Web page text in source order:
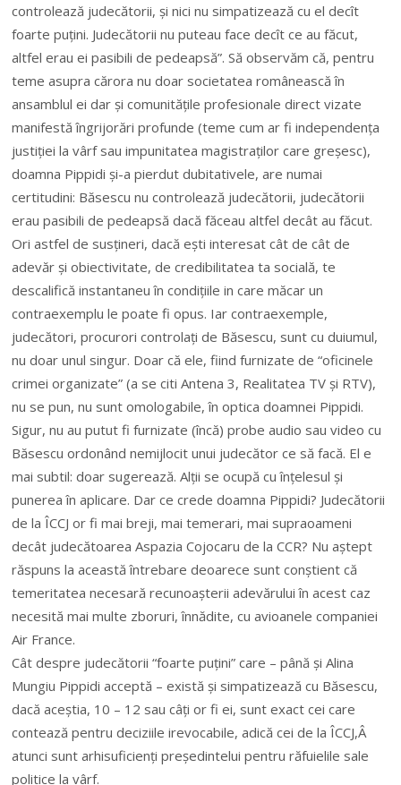
controlează judecătorii, și nici nu simpatizează cu el decît
foarte puțini. Judecătorii nu puteau face decît ce au făcut,
altfel erau ei pasibili de pedeapsă”. Să observăm că, pentru
teme asupra cărora nu doar societatea românească în
ansamblul ei dar și comunitățile profesionale direct vizate
manifestă îngrijorări profunde (teme cum ar fi independența
justiției la vârf sau impunitatea magistraților care greșesc),
doamna Pippidi și-a pierdut dubitativele, are numai
certitudini: Băsescu nu controlează judecătorii, judecătorii
erau pasibili de pedeapsă dacă făceau altfel decât au făcut.
Ori astfel de susțineri, dacă ești interesat cât de cât de
adevăr și obiectivitate, de credibilitatea ta socială, te
descalifică instantaneu în condițiile in care măcar un
contraexemplu le poate fi opus. Iar contraexemple,
judecători, procurori controlați de Băsescu, sunt cu duiumul,
nu doar unul singur. Doar că ele, fiind furnizate de “oficinele
crimei organizate” (a se citi Antena 3, Realitatea TV și RTV),
nu se pun, nu sunt omologabile, în optica doamnei Pippidi.
Sigur, nu au putut fi furnizate (încă) probe audio sau video cu
Băsescu ordonând nemijlocit unui judecător ce să facă. El e
mai subtil: doar sugerează. Alții se ocupă cu înțelesul și
punerea în aplicare. Dar ce crede doamna Pippidi? Judecătorii
de la ÎCCJ or fi mai breji, mai temerari, mai supraoameni
decât judecătoarea Aspazia Cojocaru de la CCR? Nu aștept
răspuns la această întrebare deoarece sunt conștient că
temeritatea necesară recunoașterii adevărului în acest caz
necesită mai multe zboruri, înnădite, cu avioanele companiei
Air France.
Cât despre judecătorii “foarte puțini” care – până și Alina
Mungiu Pippidi acceptă – există și simpatizează cu Băsescu,
dacă aceștia, 10 – 12 sau câți or fi ei, sunt exact cei care
contează pentru deciziile irevocabile, adică cei de la ÎCCJ,Â
atunci sunt arhisuficienți președintelui pentru răfuielile sale
politice la vârf.